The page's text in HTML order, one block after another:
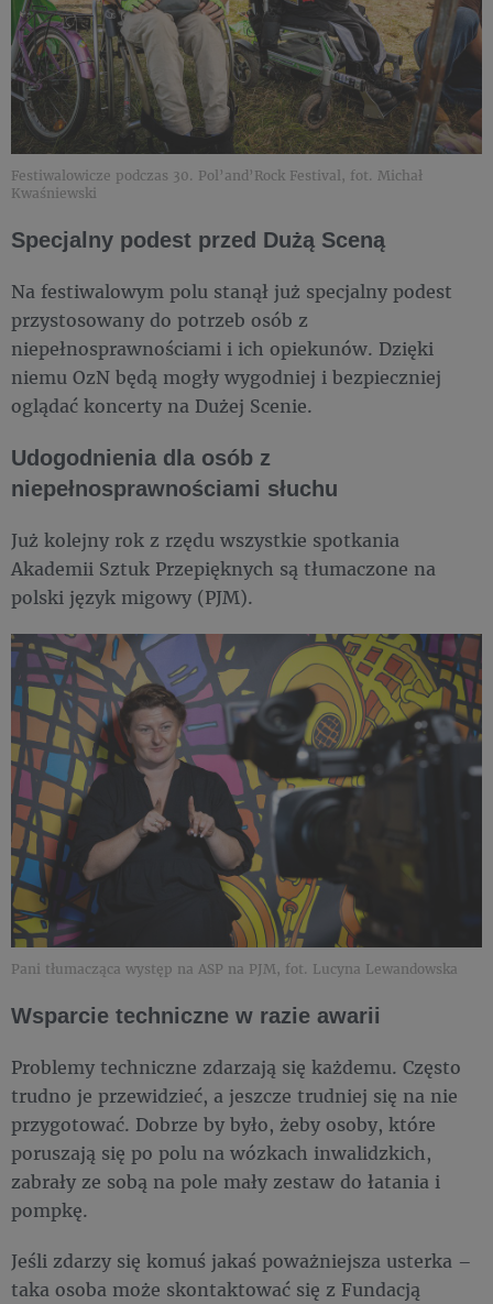
Festiwalowicze podczas 30. Pol’and’Rock Festival, fot. Michał
Kwaśniewski
Specjalny podest przed Dużą Sceną
Na festiwalowym polu stanął już specjalny podest
przystosowany do potrzeb osób z
niepełnosprawnościami i ich opiekunów. Dzięki
niemu OzN będą mogły wygodniej i bezpieczniej
oglądać koncerty na Dużej Scenie.
Udogodnienia dla osób z
niepełnosprawnościami słuchu
Już kolejny rok z rzędu wszystkie spotkania
Akademii Sztuk Przepięknych są tłumaczone na
polski język migowy (PJM).
Pani tłumacząca występ na ASP na PJM, fot. Lucyna Lewandowska
Wsparcie techniczne w razie awarii
Problemy techniczne zdarzają się każdemu. Często
trudno je przewidzieć, a jeszcze trudniej się na nie
przygotować. Dobrze by było, żeby osoby, które
poruszają się po polu na wózkach inwalidzkich,
zabrały ze sobą na pole mały zestaw do łatania i
pompkę.
Jeśli zdarzy się komuś jakaś poważniejsza usterka –
taka osoba może skontaktować się z Fundacją